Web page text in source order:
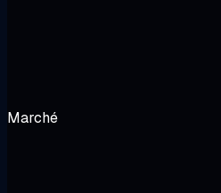
Marché